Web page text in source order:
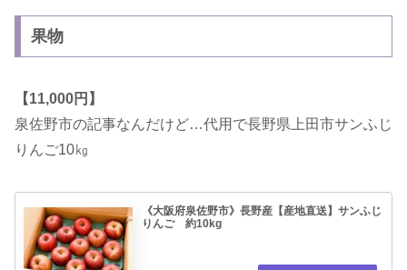
果物
【11,000円】
泉佐野市の記事なんだけど…代用で長野県上田市サンふじ
りんご10㎏
《大阪府泉佐野市》長野産【産地直送】サンふじ
りんご 約10kg